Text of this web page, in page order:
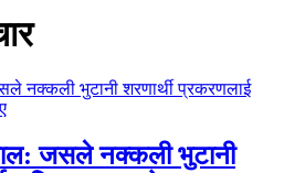
जसले नक्कली भुटानी